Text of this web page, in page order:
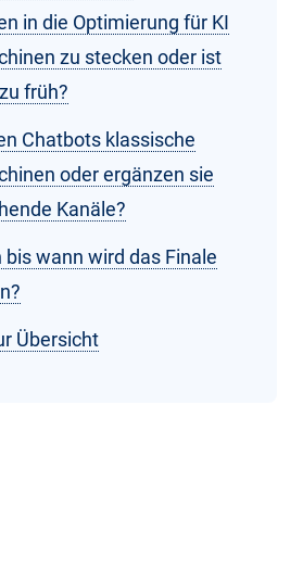
in die Optimierung für KI
zu stecken oder ist
früh?
Chatbots klassische
oder ergänzen sie
Kanäle?
bis wann wird das Finale
Übersicht